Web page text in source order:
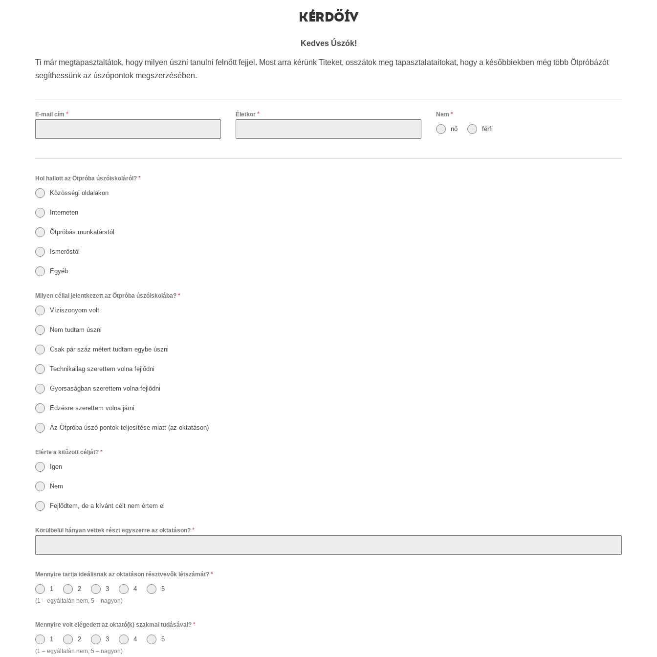
KÉRDŐÍV
Kedves Úszók!
Ti már megtapasztaltátok, hogy milyen úszni tanulni felnőtt fejjel. Most arra kérünk Titeket, osszátok meg tapasztalataitokat, hogy a későbbiekben még több Ötpróbázót
segíthessünk az úszópontok megszerzésében.
E-mail cím * Életkor * Nem *
nő férfi
Hol hallott az Ötpróba úszóiskoláról? *
Közösségi oldalakon
Interneten
Ötpróbás munkatárstól
Ismerőstől
Egyéb
Milyen céllal jelentkezett az Ötpróba úszóiskolába? *
Víziszonyom volt
Nem tudtam úszni
Csak pár száz métert tudtam egybe úszni
Technikailag szerettem volna fejlődni
Gyorsaságban szerettem volna fejlődni
Edzésre szerettem volna járni
Az Ötpróba úszó pontok teljesítése miatt (az oktatáson)
Elérte a kitűzött célját? *
Igen
Nem
Fejlődtem, de a kívánt célt nem értem el
Körülbelül hányan vettek részt egyszerre az oktatáson? *
Mennyire tartja ideálisnak az oktatáson résztvevők létszámát? *
1 2 3 4 5
(1 – egyáltalán nem, 5 – nagyon)
Mennyire volt elégedett az oktató(k) szakmai tudásával? *
1 2 3 4 5
(1 – egyáltalán nem, 5 – nagyon)